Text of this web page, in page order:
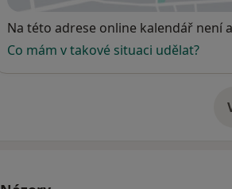
Dostupnost
Na této adrese online kalendář není
Co mám v takové situaci udělat?